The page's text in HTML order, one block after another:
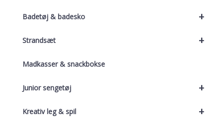
+
Badetøj & badesko
+
Strandsæt
Madkasser & snackbokse
+
Junior sengetøj
+
Kreativ leg & spil